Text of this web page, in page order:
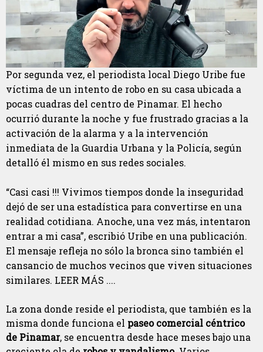
Por segunda vez, el periodista local Diego Uribe fue
víctima de un intento de robo en su casa ubicada a
pocas cuadras del centro de Pinamar. El hecho
ocurrió durante la noche y fue frustrado gracias a la
activación de la alarma y a la intervención
inmediata de la Guardia Urbana y la Policía, según
detalló él mismo en sus redes sociales.
“Casi casi !!! Vivimos tiempos donde la inseguridad
dejó de ser una estadística para convertirse en una
realidad cotidiana. Anoche, una vez más, intentaron
entrar a mi casa”, escribió Uribe en una publicación.
El mensaje refleja no sólo la bronca sino también el
cansancio de muchos vecinos que viven situaciones
similares. LEER MÁS ....
La zona donde reside el periodista, que también es la
misma donde funciona el paseo comercial céntrico
de Pinamar, se encuentra desde hace meses bajo una